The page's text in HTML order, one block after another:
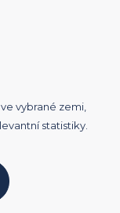
vybrané zemi,
statistiky.